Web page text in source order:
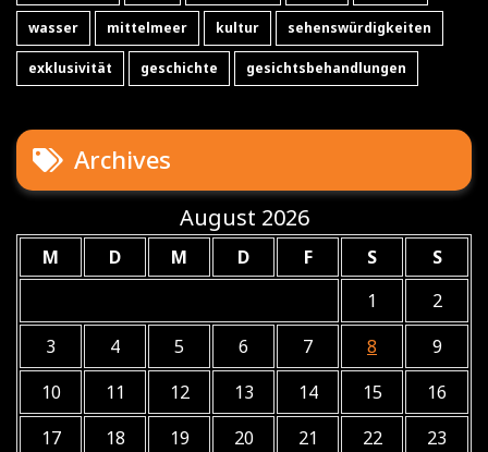
wasser mittelmeer kultur sehenswürdigkeiten
exklusivität geschichte gesichtsbehandlungen
Archives
August 2026
M D M D F S
S
1
2
3
4 5 6 7 8
9
10
11 12 13 14 15
16
17
18 19 20 21 22 23